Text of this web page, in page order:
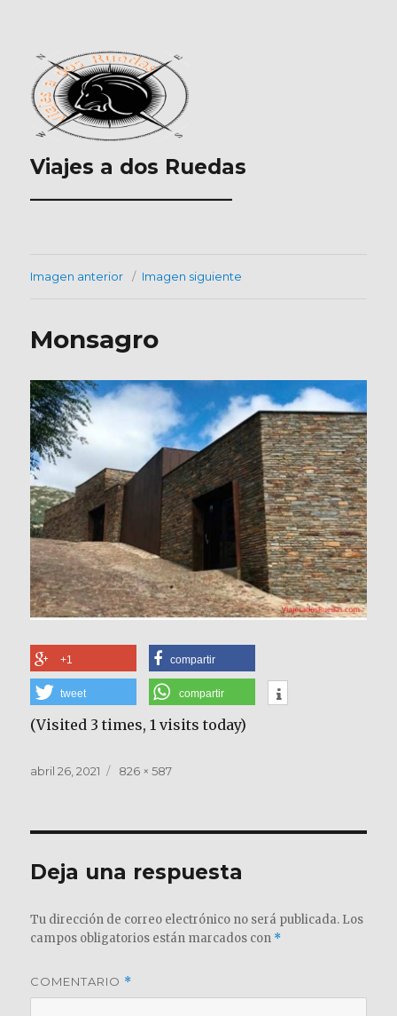
Viajes a dos Ruedas
___________________
Imagen anterior Imagen siguiente
Monsagro
+1 compartir
tweet compartir
(Visited 3 times, 1 visits today)
Publicado
abril 26, 2021
Tamaño
826 × 587
Deja una respuesta
Tu dirección de correo electrónico no será publicada. Los
campos obligatorios están marcados con *
COMENTARIO *